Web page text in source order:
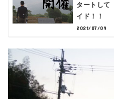
タートして
イド！！
2021/07/09